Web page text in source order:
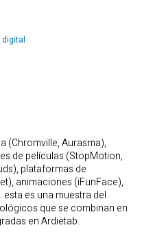
(Chromville, Aurasma),
de películas (StopMotion,
plataformas de
animaciones (iFunFace),
es una muestra del
que se combinan en
en Ardietab.